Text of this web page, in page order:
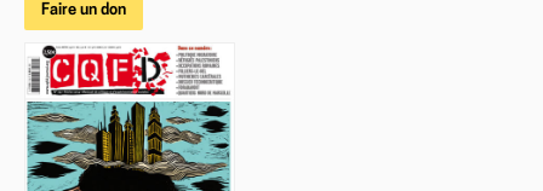
Faire un don